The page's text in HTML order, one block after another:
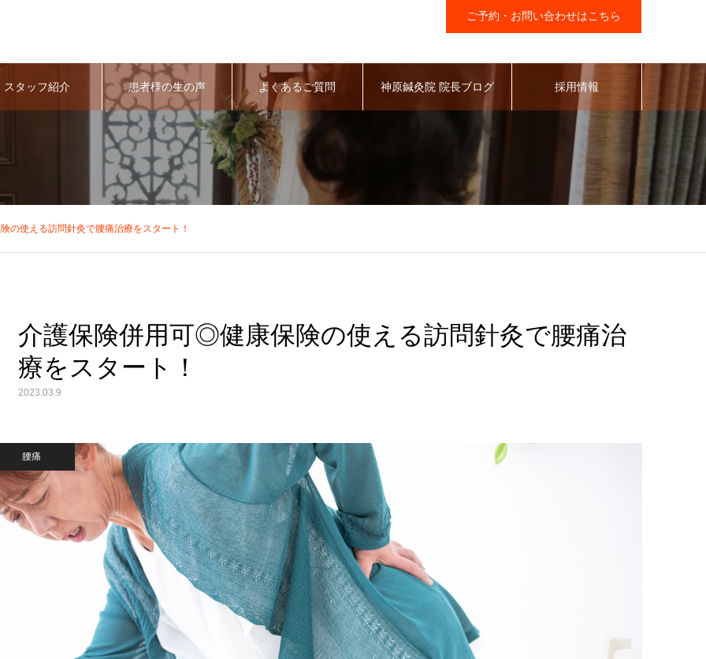
ご予約・お問い合わせはこちら
スタッフ紹介 患者様の生の声 よくあるご質問 神原鍼灸院 院長ブログ 採用情報
の使える訪問針灸で腰痛治療をスタート！
介護保険併用可◎健康保険の使える訪問針灸で腰痛治
療をスタート！
2023.03.9
腰痛